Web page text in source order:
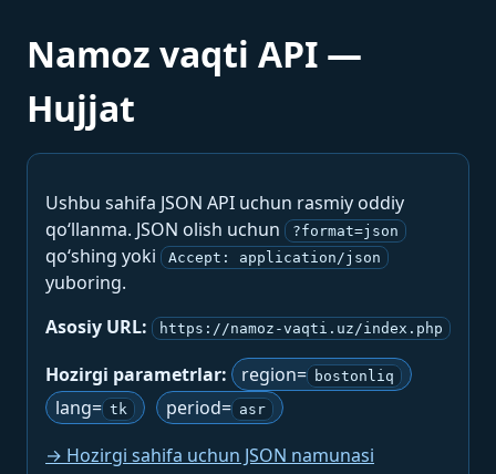
Namoz vaqti API —
Hujjat
Ushbu sahifa JSON API uchun rasmiy oddiy
qo‘llanma. JSON olish uchun
?format=json
qo‘shing yoki Accept: application/json
yuboring.
Asosiy URL:
https://namoz-vaqti.uz/index.php
Hozirgi parametrlar: region= bostonliq
lang= tk period= asr
→ Hozirgi sahifa uchun JSON namunasi